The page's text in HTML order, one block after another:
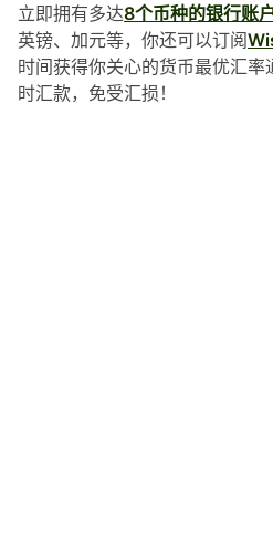
立即拥有多达8个币种的银行账
英镑、加元等，你还可以订阅
时间获得你关心的货币最优汇
时汇款，免受汇损！